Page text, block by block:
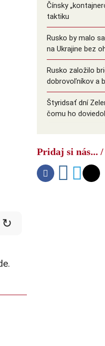
Čínsky
taktiku
Rusko by malo
na Ukrajine bez
Rusko založilo
dobrovoľníkov a
Štyridsať dní
čomu ho
↻
Pridaj si nás...